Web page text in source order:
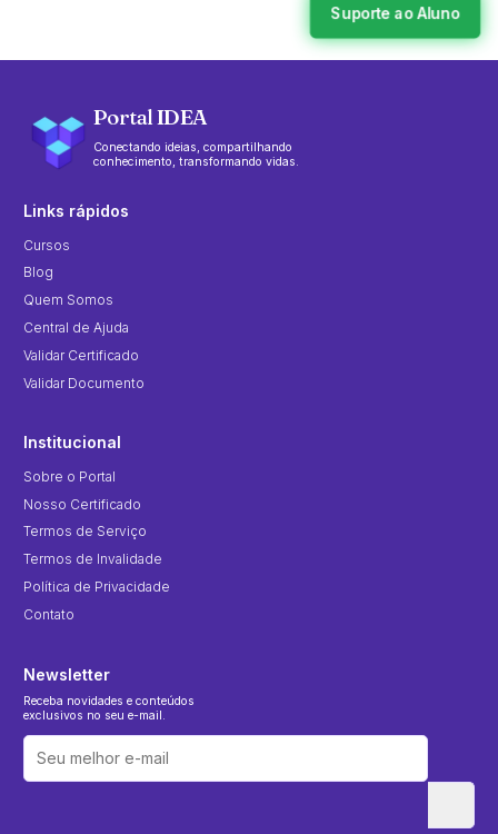
Suporte ao Aluno
Portal IDEA
Conectando ideias, compartilhando
conhecimento, transformando vidas.
Links rápidos
Cursos
Blog
Quem Somos
Central de Ajuda
Validar Certificado
Validar Documento
Institucional
Sobre o Portal
Nosso Certificado
Termos de Serviço
Termos de Invalidade
Política de Privacidade
Contato
Newsletter
Receba novidades e conteúdos
exclusivos no seu e-mail.